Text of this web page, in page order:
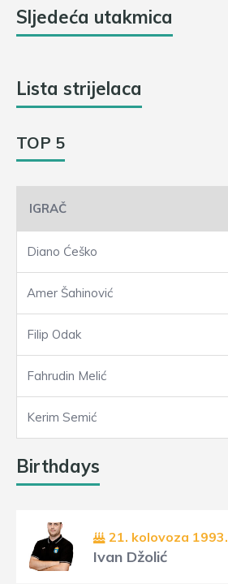
Sljedeća utakmica
Lista strijelaca
TOP 5
IGRAČ
Diano Ćeško
Amer Šahinović
Filip Odak
Fahrudin Melić
Kerim Semić
Birthdays
21. kolovoza 1993.
Ivan Džolić